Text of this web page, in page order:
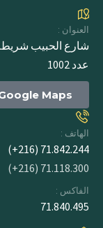
العنوان :
شارع الحبيب
عدد 1002
Maps
الهاتف :
71.842.244 (216+)
71.118.300 (216+)
الفاكس :
71.840.495